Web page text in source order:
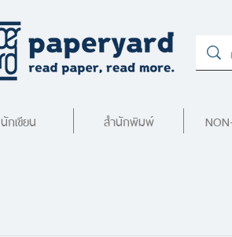
นักเขียน สำนักพิมพ์